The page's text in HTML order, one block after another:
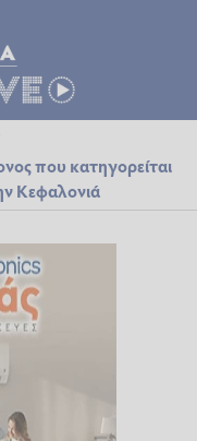
που κατηγορείται
Κεφαλονιά